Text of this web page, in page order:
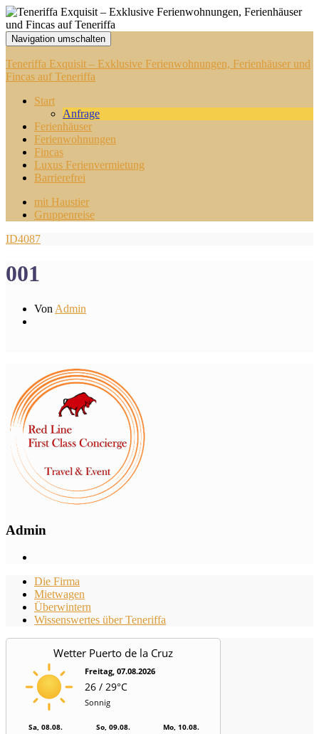
Navigation umschalten
Teneriffa Exquisit – Exklusive Ferienwohnungen, Ferienhäuser und
Fincas auf Teneriffa
Start
Anfrage
Ferienhäuser
Ferienwohnungen
Fincas
Luxus Ferienvermietung
Barrierefrei
mit Haustier
Gruppenreise
ID4087
001
Von Admin
Admin
Die Firma
Mietwagen
Überwintern
Wissenswertes über Teneriffa
Wetter Puerto de la Cruz
Freitag, 07.08.2026
26 / 29°C
Sonnig
Sa, 08.08. So, 09.08. Mo, 10.08.